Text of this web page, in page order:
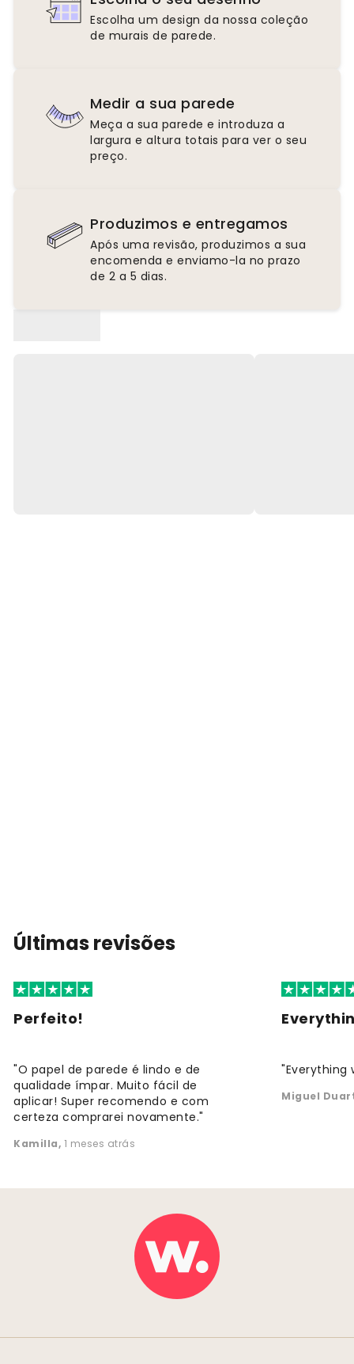
Escolha um design da nossa coleção
de murais de parede.
Medir a sua parede
Meça a sua parede e introduza a
largura e altura totais para ver o seu
preço.
Produzimos e entregamos
Após uma revisão, produzimos a sua
encomenda e enviamo-la no prazo
de 2 a 5 dias.
Últimas revisões
Perfeito!
"O papel de parede é lindo e de
qualidade ímpar. Muito fácil de
aplicar! Super recomendo e com
certeza comprarei novamente."
Kamilla, 1 meses atrás
"Everything
Miguel